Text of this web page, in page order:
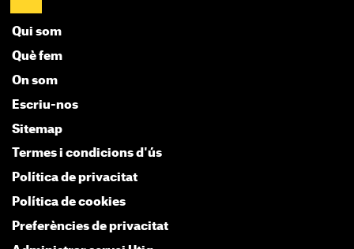
Qui som
Què fem
On som
Escriu-nos
Sitemap
Termes i condicions d'ús
Política de privacitat
Política de cookies
Preferències de privacitat